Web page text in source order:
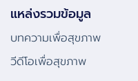
แหล่งรวมข้อมูล
บทความเพื่อสุขภาพ
วีดีโอเพื่อสุขภาพ